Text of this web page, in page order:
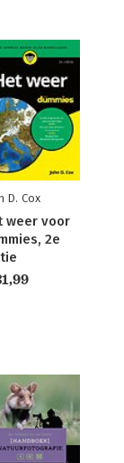
D. Cox
weer voor
2e